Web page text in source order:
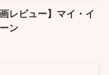
画レビュー】マイ・イ
ン